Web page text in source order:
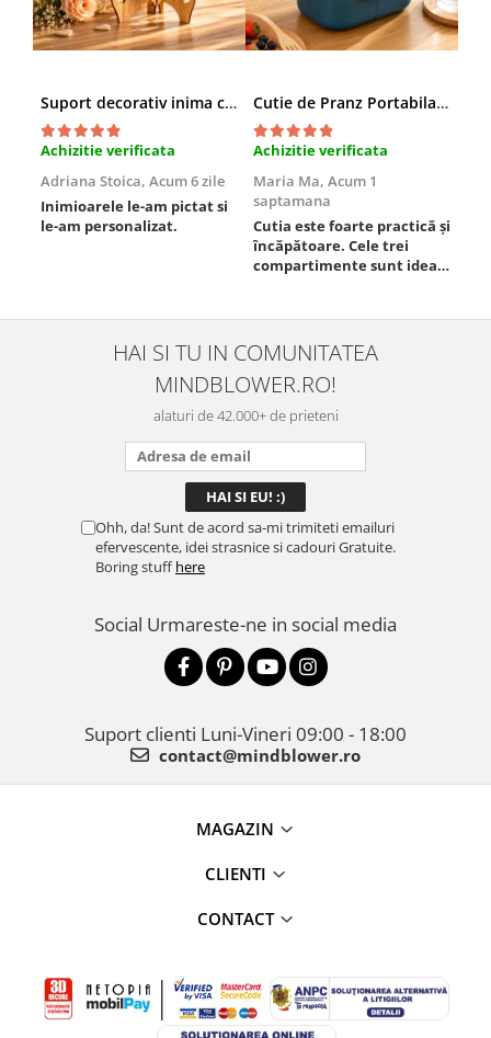
Suport decorativ inima cu mesaje, Cadou cu suflet
Achizitie verificata
Adriana Stoica, Acum 6 zile
Inimioarele le-am pictat si
le-am personalizat.
Cutie de Pranz Portabila cu Compartimente
Achizitie verificata
Maria Ma, Acum 1
saptamana
Cutia este foarte practică și
încăpătoare. Cele trei
compartimente sunt ideale
este sigură, fără scurgeri. O
folosesc aproape zilnic la
serviciu și sunt foarte
mulțumită.
HAI SI TU IN COMUNITATEA
MINDBLOWER.RO!
alaturi de 42.000+ de prieteni
Ohh, da! Sunt de acord sa-mi trimiteti emailuri
efervescente, idei strasnice si cadouri Gratuite.
Boring stuffhere
Social Urmareste-ne in social media
Suport clienti Luni-Vineri 09:00 - 18:00
contact@mindblower.ro
MAGAZIN
CLIENTI
CONTACT